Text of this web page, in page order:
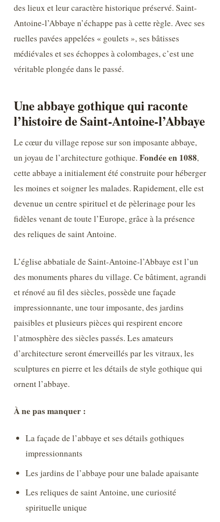
des lieux et leur caractère historique préservé. Saint-
Antoine-l’Abbaye n’échappe pas à cette règle. Avec ses
ruelles pavées appelées « goulets », ses bâtisses
médiévales et ses échoppes à colombages, c’est une
véritable plongée dans le passé.
Une abbaye gothique qui raconte
l’histoire de Saint-Antoine-l’Abbaye
Le cœur du village repose sur son imposante abbaye,
un joyau de l’architecture gothique. Fondée en 1088,
cette abbaye a initialement été construite pour héberger
les moines et soigner les malades. Rapidement, elle est
devenue un centre spirituel et de pèlerinage pour les
fidèles venant de toute l’Europe, grâce à la présence
des reliques de saint Antoine.
L’église abbatiale de Saint-Antoine-l’Abbaye est l’un
des monuments phares du village. Ce bâtiment, agrandi
et rénové au fil des siècles, possède une façade
impressionnante, une tour imposante, des jardins
paisibles et plusieurs pièces qui respirent encore
l’atmosphère des siècles passés. Les amateurs
d’architecture seront émerveillés par les vitraux, les
sculptures en pierre et les détails de style gothique qui
ornent l’abbaye.
À ne pas manquer :
La façade de l’abbaye et ses détails gothiques
impressionnants
Les jardins de l’abbaye pour une balade apaisante
Les reliques de saint Antoine, une curiosité
spirituelle unique